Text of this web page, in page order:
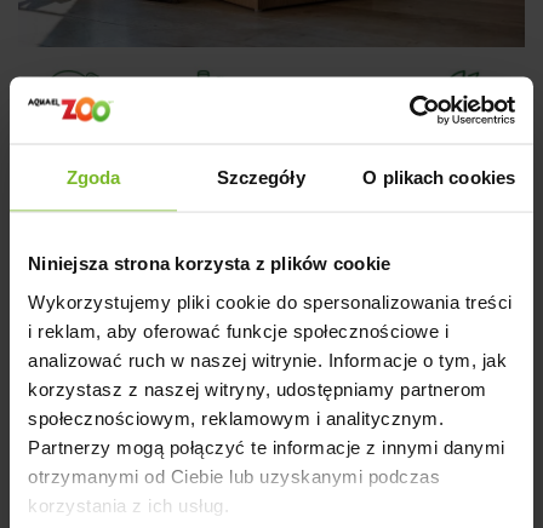
Zgoda Szczegóły O plikach cookies
Niniejsza strona korzysta z plików cookie
Wykorzystujemy pliki cookie do spersonalizowania treści
i reklam, aby oferować funkcje społecznościowe i
analizować ruch w naszej witrynie. Informacje o tym, jak
korzystasz z naszej witryny, udostępniamy partnerom
społecznościowym, reklamowym i analitycznym.
Partnerzy mogą połączyć te informacje z innymi danymi
otrzymanymi od Ciebie lub uzyskanymi podczas
korzystania z ich usług.
powstała z pasji do zwierząt oraz z myślą o naszej
planecie.
Rodzaje drapaków w linii
Scratchers Family Eco:
Alex – duża powierzchnia
drapania, miejsce do
odpoczynku, piłka na
sznurku do zabawy
Alex z półką – duża